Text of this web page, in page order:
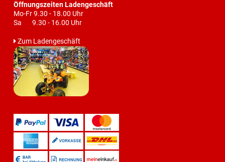
Öffnungszeiten Ladengeschäft
Mo-Fr 9.30 - 18.00 Uhr
Sa 9.30 - 16.00 Uhr
Zum Ladengeschäft